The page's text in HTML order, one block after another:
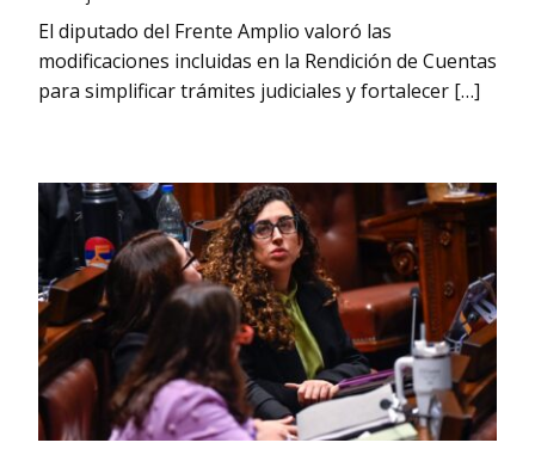
El diputado del Frente Amplio valoró las
modificaciones incluidas en la Rendición de Cuentas
para simplificar trámites judiciales y fortalecer […]